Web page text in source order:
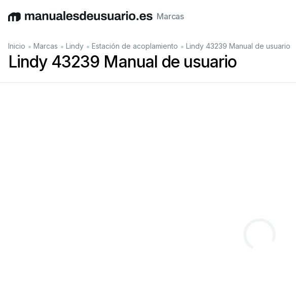
EnglishDeutschEspañolItaliano Français
Marcas
Inicio • Marcas • Lindy • Estación de acoplamiento • Lindy 43239 Manual de usuario
Lindy 43239 Manual de usuario